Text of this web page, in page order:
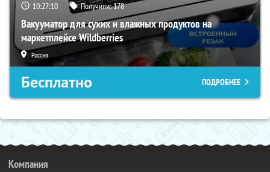
10:27:09 Получили:178
Вакууматор для сухих и влажных продуктов на
маркетплейсе Wildberries
Россия
Бесплатно ПОДРОБНЕЕ
Компания